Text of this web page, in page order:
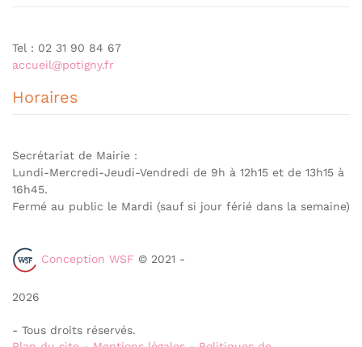
Tel : 02 31 90 84 67
accueil@potigny.fr
Horaires
Secrétariat de Mairie :
Lundi-Mercredi-Jeudi-Vendredi de 9h à 12h15 et de 13h15 à
16h45.
Fermé au public le Mardi (sauf si jour férié dans la semaine)
Conception WSF © 2021 -
2026
- Tous droits réservés.